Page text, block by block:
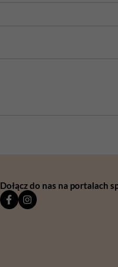
Dołącz do nas na portalach